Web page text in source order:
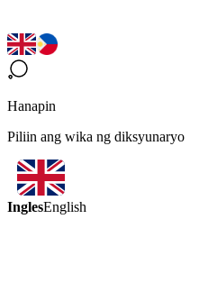
Hanapin
Piliin ang wika ng diksyunaryo
InglesEnglish